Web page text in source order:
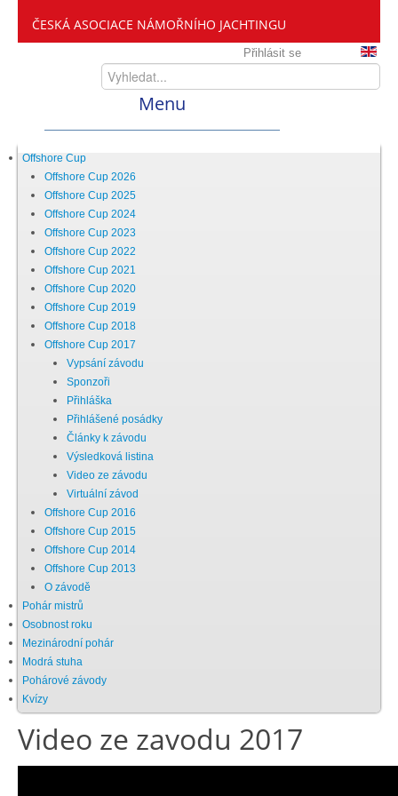
ČESKÁ ASOCIACE NÁMOŘNÍHO JACHTINGU
Přihlásit se
Menu
Home
ČANY
Kdo jsme
Zveme vás mezi nás
Setkání ČANY
Chci se stát členem
Oznámení
Členské příspěvky
Dokumenty ke stažení
Ochrana osobních údajů
Legislativní proces
Offshore Cup
Offshore Cup 2026
Offshore Cup 2025
Offshore Cup 2024
Offshore Cup 2023
Offshore Cup 2022
Offshore Cup 2021
Offshore Cup 2020
Offshore Cup 2019
Offshore Cup 2018
Offshore Cup 2017
Vypsání závodu
Sponzoři
Přihláška
Přihlášené posádky
Články k závodu
Výsledková listina
Video ze závodu
Virtuální závod
Offshore Cup 2016
Offshore Cup 2015
Offshore Cup 2014
Offshore Cup 2013
O závodě
Pohár mistrů
Osobnost roku
Mezinárodní pohár
Modrá stuha
Pohárové závody
Kvízy
Video ze zavodu 2017